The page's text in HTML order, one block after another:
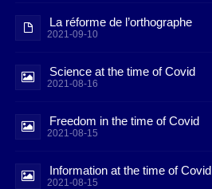
La réforme de l’orthographe
2021-09-10
Science at the time of Covid
2021-08-16
Freedom in the time of Covid
2021-08-15
Information at the time of Covid
2021-08-15